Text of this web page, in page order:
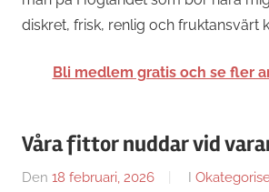
diskret, frisk, renlig och fruktansvärt
Bli medlem gratis och se fler
Våra fittor nuddar vid
Den 18 februari, 2026
Av